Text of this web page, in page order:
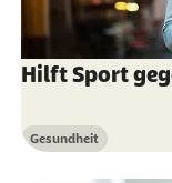
Hilft Sport
Kategorie
Gesundheit